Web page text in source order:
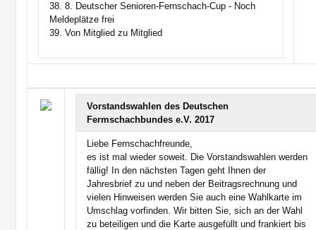
38. 8. Deutscher Senioren-Fernschach-Cup - Noch
Meldeplätze frei
39. Von Mitglied zu Mitglied
Vorstandswahlen des Deutschen
Fermschachbundes e.V. 2017
Liebe Fernschachfreunde,
es ist mal wieder soweit. Die Vorstandswahlen werden
fällig! In den nächsten Tagen geht Ihnen der
Jahresbrief zu und neben der Beitragsrechnung und
vielen Hinweisen werden Sie auch eine Wahlkarte im
Umschlag vorfinden. Wir bitten Sie, sich an der Wahl
zu beteiligen und die Karte ausgefüllt und frankiert bis